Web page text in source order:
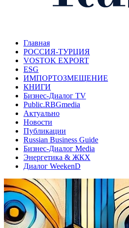
Главная
РОССИЯ-ТУРЦИЯ
VOSTOK EXPORT
ESG
ИМПОРТОЗМЕЩЕНИЕ
КНИГИ
Бизнес-Диалог TV
Public.RBGmedia
Актуально
Новости
Публикации
Russian Business Guide
Бизнес-Диалог Media
Энергетика & ЖКХ
Диалог WeekenD